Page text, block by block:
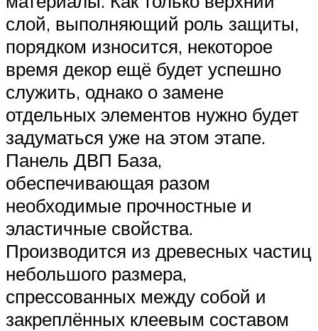
слой, выполняющий роль защиты,
порядком износится, некоторое
время декор ещё будет успешно
служить, однако о замене
отдельных элементов нужно будет
задуматься уже на этом этапе.
Панель ДВП База,
обеспечивающая разом
необходимые прочностные и
эластичные свойства.
Производится из древесных частиц
небольшого размера,
спрессованных между собой и
закреплённых клеевым составом